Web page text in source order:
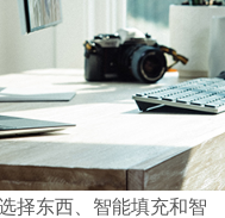
择东西、智能填充和智